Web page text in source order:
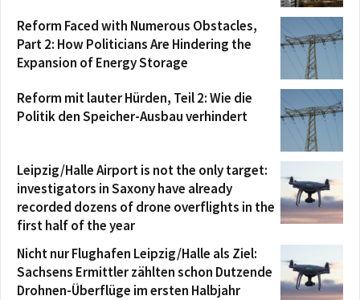
Reform Faced with Numerous Obstacles,
Part 2: How Politicians Are Hindering the
Expansion of Energy Storage
Reform mit lauter Hürden, Teil 2: Wie die
Politik den Speicher-Ausbau verhindert
Leipzig/Halle Airport is not the only target:
investigators in Saxony have already
recorded dozens of drone overflights in the
first half of the year
Nicht nur Flughafen Leipzig/Halle als Ziel:
Sachsens Ermittler zählten schon Dutzende
Drohnen-Überflüge im ersten Halbjahr